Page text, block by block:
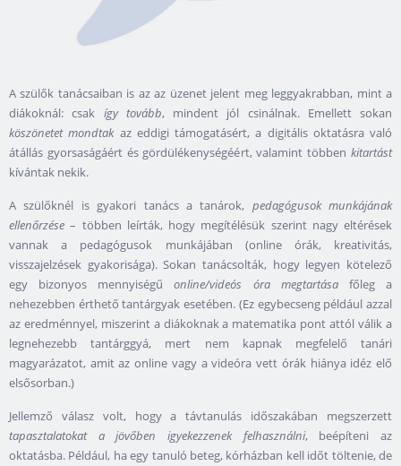
A szülők tanácsaiban is az az üzenet jelent meg leggyakrabban, mint a
diákoknál: csak így tovább, mindent jól csinálnak. Emellett sokan
köszönetet mondtakaz eddigi támogatásért, a digitális oktatásra való
átállás gyorsaságáért és gördülékenységéért, valamint többen kitartást
kívántak nekik.
A szülőknél is gyakori tanács a tanárok, pedagógusok munkájának
ellenőrzése – többen leírták, hogy megítélésük szerint nagy eltérések
vannak a pedagógusok munkájában (online órák, kreativitás,
visszajelzések gyakorisága). Sokan tanácsolták, hogy legyen kötelező
egy bizonyos mennyiségűonline/videós óra megtartásafőleg a
nehezebben érthető tantárgyak esetében. (Ez egybecseng például azzal
az eredménnyel, miszerint a diákoknak a matematika pont attól válik a
legnehezebb tantárggyá, mert nem kapnak megfelelő tanári
magyarázatot, amit az online vagy a videóra vett órák hiánya idéz elő
elsősorban.)
Jellemző válasz volt, hogy a távtanulás időszakában megszerzett
tapasztalatokat a jövőben igyekezzenek felhasználni, beépíteni az
oktatásba. Például, ha egy tanuló beteg, kórházban kell időt töltenie, de